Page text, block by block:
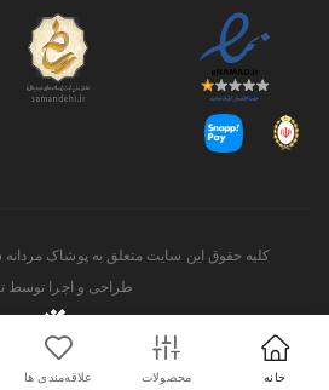
کلیه حقوق این سایت متعلق به پوشاک مردانه
طراحی و اجرا توسط
خانه محصولات علاقه‌مندی ها